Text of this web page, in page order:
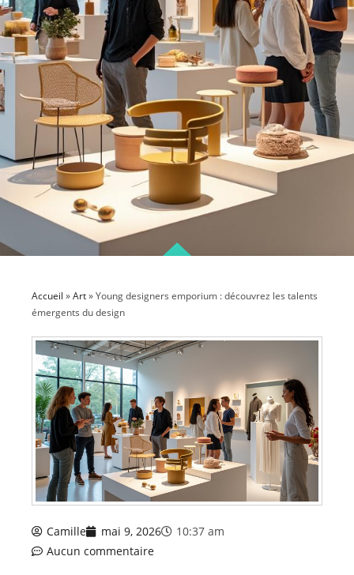
Accueil »Art»Young designers emporium : découvrez les talents
émergents du design
Camille mai 9, 2026
10:37 am
Aucun commentaire